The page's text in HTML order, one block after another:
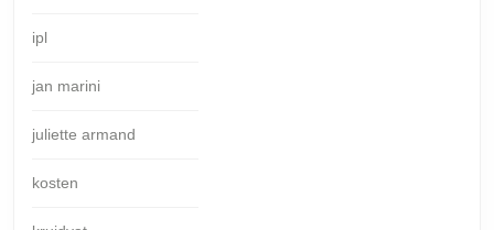
ipl
jan marini
juliette armand
kosten